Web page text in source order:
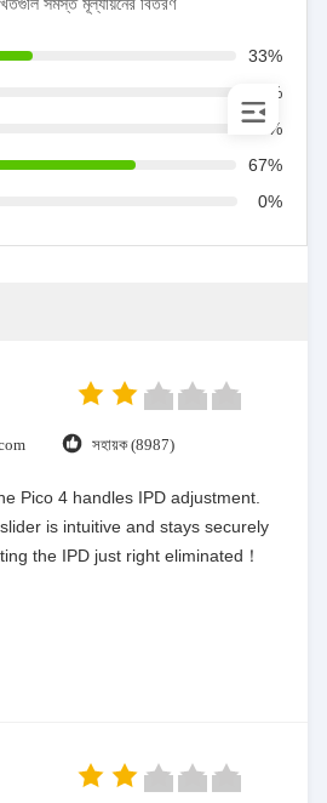
সমস্ত মূল্যায়নের বিতরণ
33%
0%
0%
67%
0%
সহায়ক (8987)
Pico 4 handles IPD adjustment.
is intuitive and stays securely
the IPD just right eliminated！